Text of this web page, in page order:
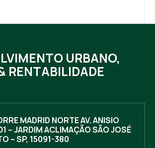
URBANO,
RENTABILIDADE
MADRID NORTE AV. ANISIO
– JARDIM ACLIMAÇÃO SÃO JOSÉ
– SP, 15091-380